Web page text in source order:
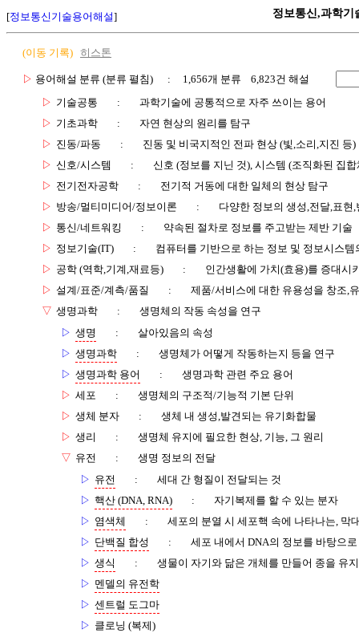
[정보통신기술용어해설] 정보통신,과학기
(이동 기록) 히스톤
▷ 용어해설 분류 (분류 펼침)
: 1,656개 분류 6,823건 해설
▷ 기술공통 :
과학기술에 공통적으로 자주 쓰이는 용어
▷ 기초과학 :
자연 현상의 원리를 탐구
▷ 진동/파동 :
진동 및 비국지적인 전파 현상 (빛,소리,지진 등)
▷ 신호/시스템 :
신호 (정보를 지닌 것), 시스템 (조직화된 집합
▷ 전기전자공학 :
전기적 거동에 대한 일체의 현상 탐구
▷ 방송/멀티미디어/정보이론 :
다양한 정보의 생성,전달,표현
▷ 통신/네트워킹 :
약속된 절차로 정보를 주고받는 제반 기술
▷ 정보기술(IT) :
컴퓨터를 기반으로 하는 정보 및 정보시스템
▷ 공학 (역학,기계,재료등) :
인간생활에 가치(효용)를 증대시
▷ 설계/표준/계측/품질 :
제품/서비스에 대한 유용성을 창조,
▽ 생명과학 :
생명체의 작동 속성을 연구
▷ 생명 :
살아있음의 속성
▷ 생명과학 :
생명체가 어떻게 작동하는지 등을 연구
▷ 생명과학 용어 :
생명과학 관련 주요 용어
▷ 세포 :
생명체의 구조적/기능적 기본 단위
▷ 생체 분자 :
생체 내 생성,발견되는 유기화합물
▷ 생리 :
생명체 유지에 필요한 현상, 기능, 그 원리
▽ 유전 :
생명 정보의 전달
▷ 유전 :
세대 간 형질이 전달되는 것
▷ 핵산 (DNA, RNA) :
자기복제를 할 수 있는 분자
▷ 염색체 :
세포의 분열 시 세포핵 속에 나타나는, 막
▷ 단백질 합성 :
세포 내에서 DNA의 정보를 바탕으
▷ 생식 :
생물이 자기와 닮은 개체를 만들어 종을 유
▷ 멘델의 유전학
▷ 센트럴 도그마
▷ 클로닝 (복제)